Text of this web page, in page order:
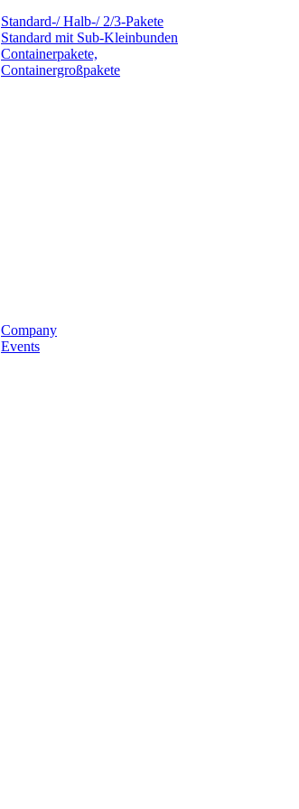
Standard-/ Halb-/ 2/3-Pakete
Standard mit Sub-Kleinbunden
Containerpakete,
Containergroßpakete
Company
Events